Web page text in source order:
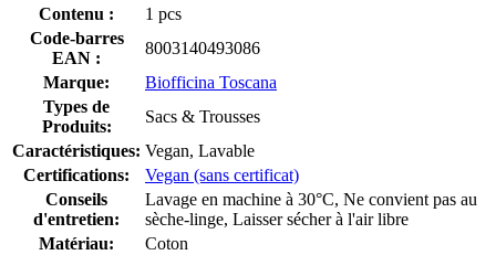
Contenu :
1 pcs
Code-barres
EAN :
8003140493086
Marque:
Biofficina Toscana
Types de
Produits:
Sacs & Trousses
Caractéristiques: Vegan, Lavable
Certifications:
Vegan (sans certificat)
Conseils
d'entretien:
Lavage en machine à 30°C, Ne convient pas au
sèche-linge, Laisser sécher à l'air libre
Matériau:
Coton